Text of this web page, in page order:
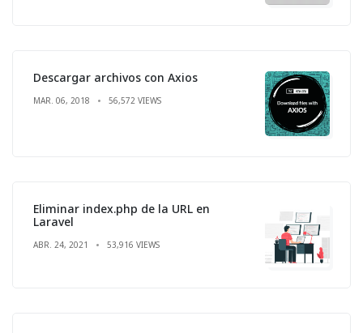
Descargar archivos con Axios
MAR. 06, 2018 56,572 VIEWS
Eliminar index.php de la URL en
Laravel
ABR. 24, 2021 53,916 VIEWS